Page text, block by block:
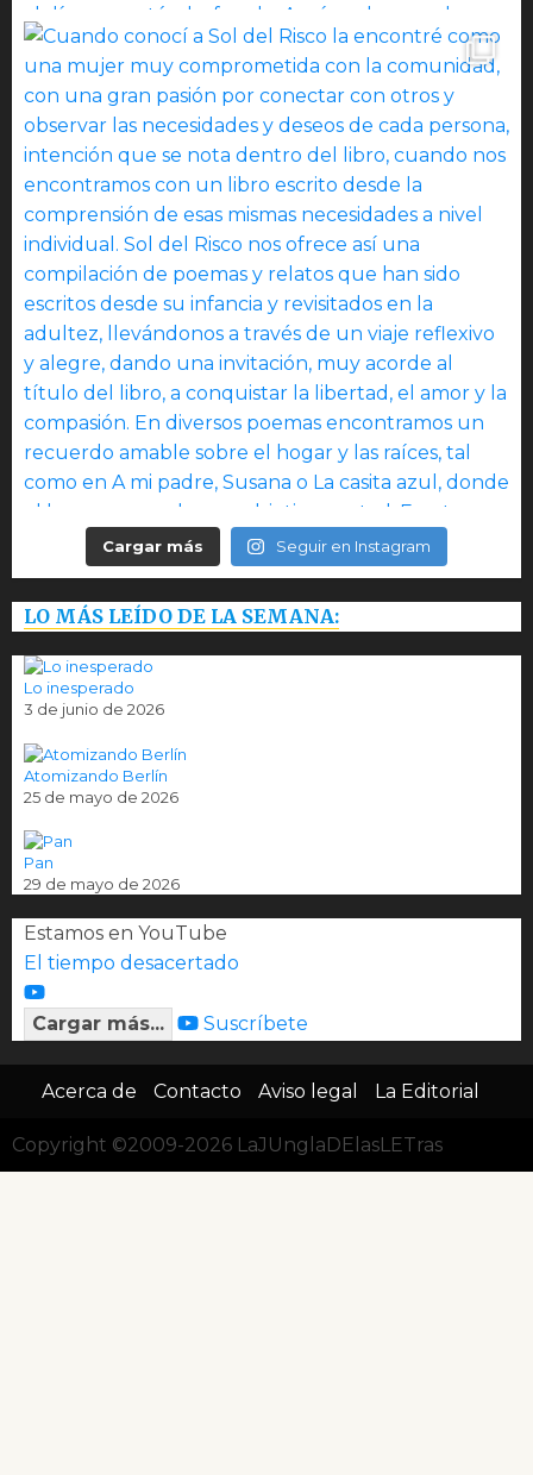
Cargar más Seguir en Instagram
LO MÁS LEÍDO DE LA SEMANA:
Lo inesperado
3 de junio de 2026
Atomizando Berlín
25 de mayo de 2026
Pan
29 de mayo de 2026
Estamos en YouTube
El tiempo desacertado
Cargar más... Suscríbete
Acerca de Contacto Aviso legal La Editorial
Copyright ©2009-2026 LaJUnglaDElasLETras